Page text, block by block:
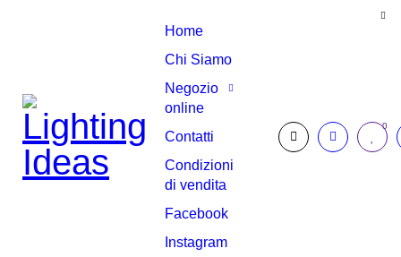
Home
Chi Siamo
Negozio
online
Contatti
Condizioni
di vendita
Facebook
Instagram
0